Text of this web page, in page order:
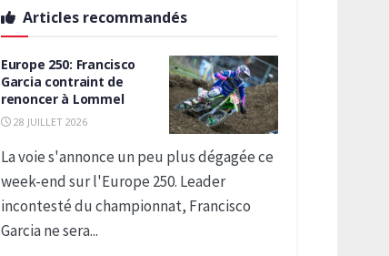
Articles recommandés
Europe 250: Francisco
Garcia contraint de
renoncer à Lommel
28 JUILLET 2026
La voie s'annonce un peu plus dégagée ce
week-end sur l'Europe 250. Leader
incontesté du championnat, Francisco
Garcia ne sera...